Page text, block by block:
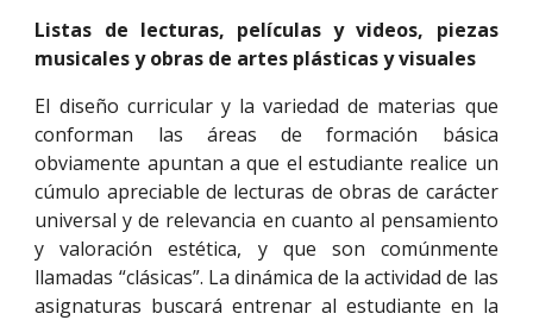
Listas de lecturas, películas y videos, piezas
musicales y obras de artes plásticas y visuales
El diseño curricular y la variedad de materias que
conforman las áreas de formación básica
obviamente apuntan a que el estudiante realice un
cúmulo apreciable de lecturas de obras de carácter
universal y de relevancia en cuanto al pensamiento
y valoración estética, y que son comúnmente
llamadas “clásicas”. La dinámica de la actividad de las
asignaturas buscará entrenar al estudiante en la